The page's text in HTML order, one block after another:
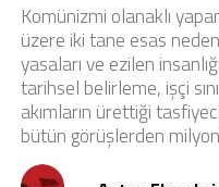
Komünizmi olanaklı
üzere iki tane esas
yasaları ve ezilen
tarihsel belirleme, işçi
akımların ürettiği
bütün görüşlerden